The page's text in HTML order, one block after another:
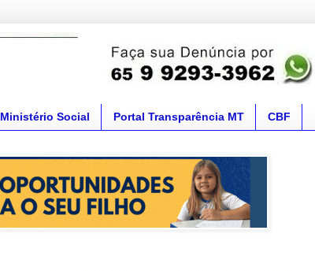
Ministério Social Portal Transparência MT CBF